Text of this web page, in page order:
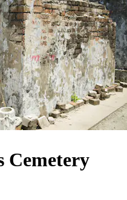
Cemetery